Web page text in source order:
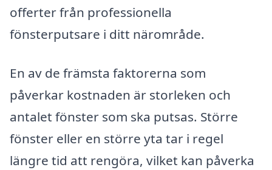
offerter från professionella
fönsterputsare i ditt närområde.
En av de främsta faktorerna som
påverkar kostnaden är storleken och
antalet fönster som ska putsas. Större
fönster eller en större yta tar i regel
längre tid att rengöra, vilket kan påverka